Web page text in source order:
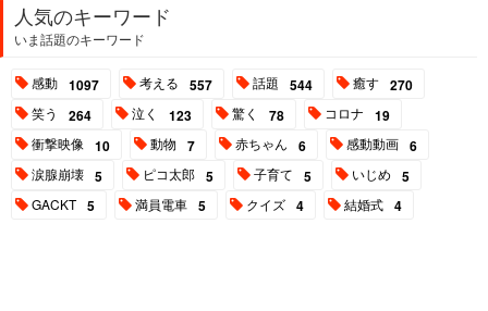
人気のキーワード
いま話題のキーワード
感動 1097 考える 557 話題 544 癒す 270
笑う 264 泣く 123 驚く 78 コロナ 19
衝撃映像 10 動物 7 赤ちゃん 6 感動動画 6
涙腺崩壊 5 ピコ太郎 5 子育て 5 いじめ 5
GACKT 5 満員電車 5 クイズ 4 結婚式 4